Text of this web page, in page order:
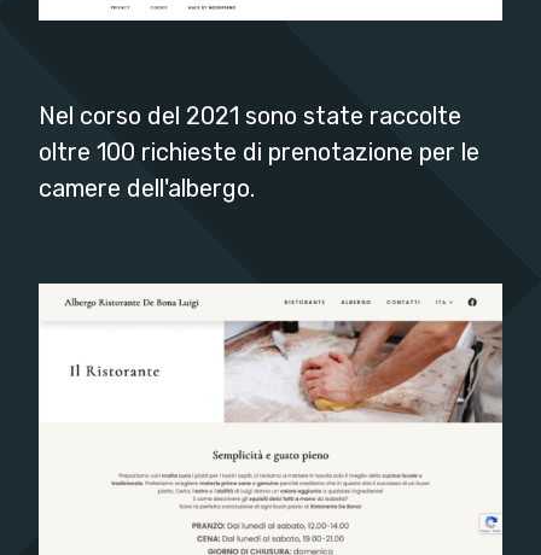
Nel corso del 2021 sono state raccolte
oltre 100 richieste di prenotazione per le
camere dell'albergo.